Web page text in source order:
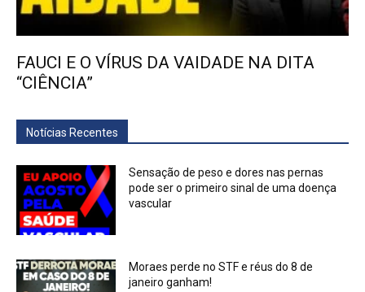
FAUCI E O VÍRUS DA VAIDADE NA DITA
“CIÊNCIA”
Notícias Recentes
Sensação de peso e dores nas pernas
pode ser o primeiro sinal de uma doença
vascular
Moraes perde no STF e réus do 8 de
janeiro ganham!